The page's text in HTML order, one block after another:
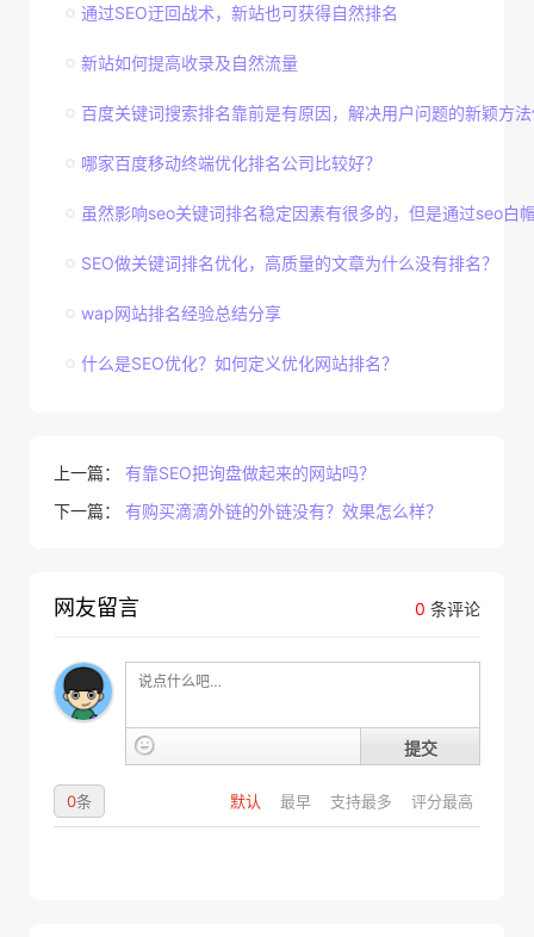
通过SEO迂回战术，新站也可获得自然排名
新站如何提高收录及自然流量
百度关键词搜索排名靠前是有原因，解决用户问题的新颖方
哪家百度移动终端优化排名公司比较好？
虽然影响seo关键词排名稳定因素有很多的，但是通过seo白
SEO做关键词排名优化，高质量的文章为什么没有排名？
wap网站排名经验总结分享
什么是SEO优化？如何定义优化网站排名？
上一篇： 有靠SEO把询盘做起来的网站吗？
下一篇： 有购买滴滴外链的外链没有？效果怎么样？
0 条评论
网友留言
提交
默认 最早 支持最多 评分最高
0条